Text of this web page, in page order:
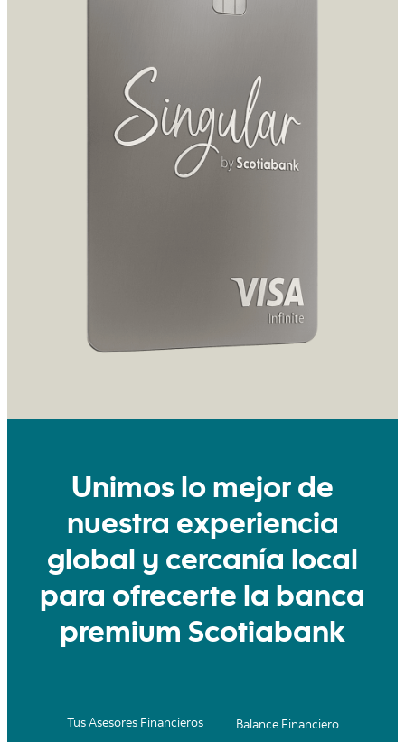
Unimos lo mejor de
nuestra experiencia
global y cercanía local
para ofrecerte la banca
premium Scotiabank
Tus Asesores Financieros Balance Financiero